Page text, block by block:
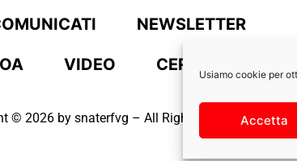
Usiamo cookie per
Accetta
NEWSLETTER
VIDEO CERCA
© 2026 by snaterfvg – All Right Reserved. |